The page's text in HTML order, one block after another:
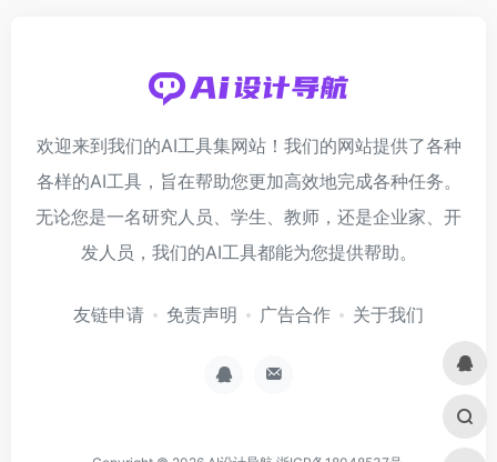
欢迎来到我们的AI工具集网站！我们的网站提供了各种
各样的AI工具，旨在帮助您更加高效地完成各种任务。
无论您是一名研究人员、学生、教师，还是企业家、开
发人员，我们的AI工具都能为您提供帮助。
友链申请 免责声明 广告合作 关于我们